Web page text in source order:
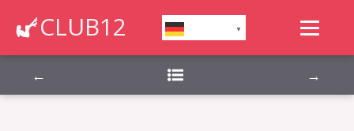
CLUB12 ▼
← →
Montag, Dienstag, Mittwoch, Donnerstag,
Freitag, Samstag, Sonntag,